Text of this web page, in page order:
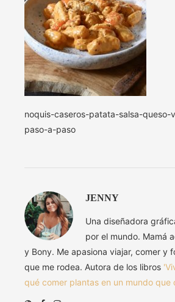
noquis-caseros-patata-salsa-queso-
paso-a-paso
JENNY
Una diseñadora
por el mundo. Mamá
y Bony. Me apasiona viajar, comer y
que me rodea. Autora de los libros
qué comer plantas en un mundo que